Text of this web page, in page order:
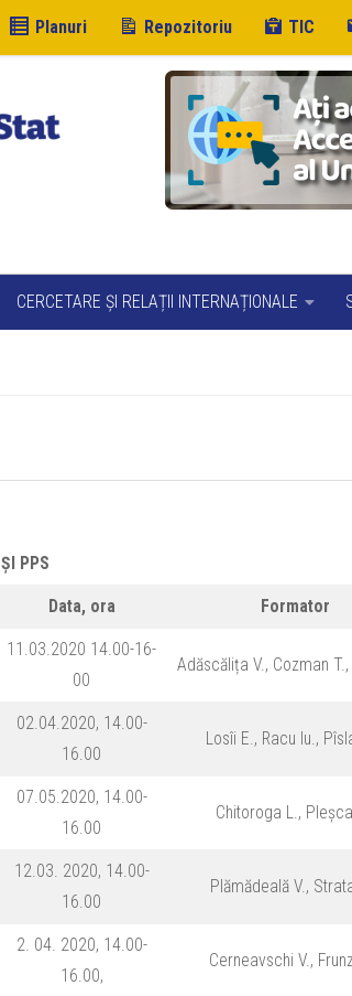
Planuri Repozitoriu TIC
CERCETARE ȘI RELAȚII INTERNAȚIONALE
PPS
Data, ora Formator
11.03.2020 14.00-16-
00
Adăscălița V., Cozman
02.04.2020, 14.00-
16.00
Losîi E., Racu Iu.,
07.05.2020, 14.00-
16.00
Chitoroga L.,
12.03. 2020, 14.00-
16.00
Plămădeală V.,
2. 04. 2020, 14.00-
16.00,
Cerneavschi V.,